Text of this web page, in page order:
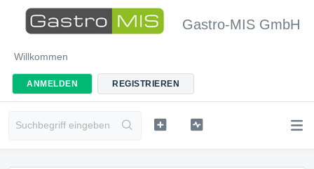
Gastro-MIS GmbH
Willkommen
ANMELDEN REGISTRIEREN